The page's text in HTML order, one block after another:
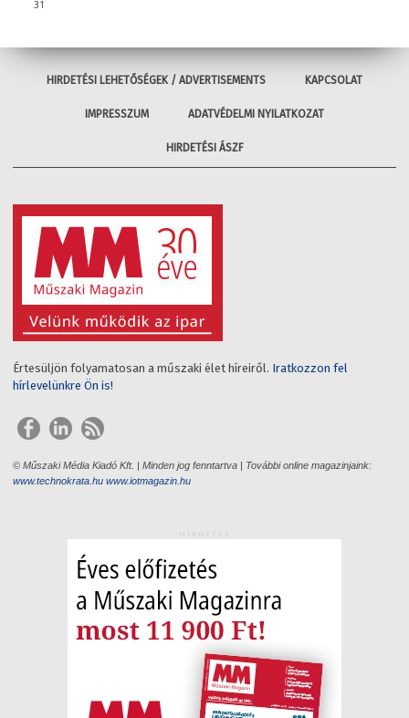
31
HIRDETÉSI LEHETŐSÉGEK / ADVERTISEMENTS KAPCSOLAT
IMPRESSZUM ADATVÉDELMI NYILATKOZAT
HIRDETÉSI ÁSZF
Értesüljön folyamatosan a műszaki élet híreiről. Iratkozzon fel
hírlevelünkre Ön is!
© Műszaki Média Kiadó Kft. | Minden jog fenntartva | További online magazinjaink:
www.technokrata.hu www.iotmagazin.hu
HIRDETÉS